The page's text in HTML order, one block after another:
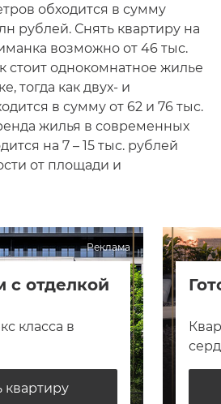
обходится в сумму
рублей. Снять квартиру на
возможно от 46 тыс.
стоит однокомнатное жилье
тогда как двух- и
в сумму от 62 и 76 тыс.
жилья в современных
на 7 – 15 тыс. рублей
от площади и
Реклама
с отделкой
класса в
квартиру